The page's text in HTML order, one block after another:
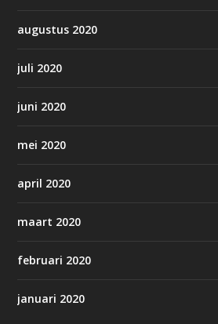
augustus 2020
juli 2020
juni 2020
mei 2020
april 2020
maart 2020
februari 2020
januari 2020